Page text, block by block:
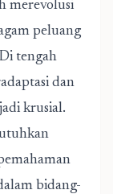
merevolusi
peluang
tengah
dan
krusial.
bidang-